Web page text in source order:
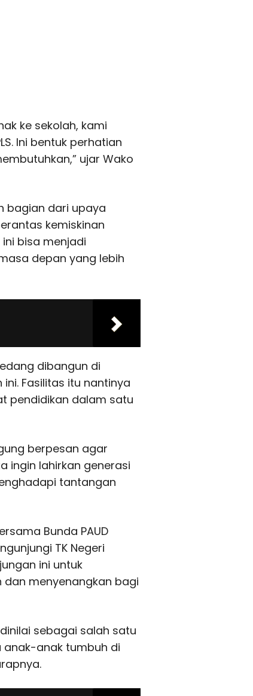
ke sekolah, kami
Ini bentuk perhatian
ujar Wako
bagian dari upaya
kemiskinan
bisa menjadi
depan yang lebih
dibangun di
Fasilitas itu nantinya
pendidikan dalam satu
berpesan agar
ingin lahirkan generasi
tantangan
Bunda PAUD
TK Negeri
ini untuk
dan menyenangkan bagi
sebagai salah satu
anak-anak tumbuh di